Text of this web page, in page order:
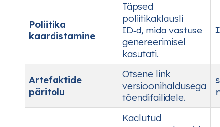
Poliitika
kaardistamine
Täpsed
poliitikaklausli
ID‑d, mida vastuse
genereerimisel
kasutati.
Artefaktide
päritolu
Otsene link
versioonihaldusega
tõendifailidele.
Kaalutud